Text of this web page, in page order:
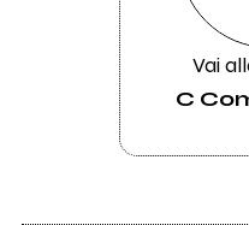
Vai
C